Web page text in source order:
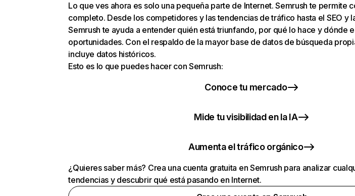
Lo que ves ahora es solo una pequeña parte de Internet. Semrush te permite
completo. Desde los competidores y las tendencias de tráfico hasta el SEO y
Semrush te ayuda a entender quién está triunfando, por qué lo hace y dónde
oportunidades. Con el respaldo de la mayor base de datos de búsqueda
incluye datos históricos.
Esto es lo que puedes hacer con Semrush:
Conoce tu mercado
Mide tu visibilidad en la IA
Aumenta el tráfico orgánico
¿Quieres saber más? Crea una cuenta gratuita en Semrush para analizar
tendencias y descubrir qué está pasando en Internet.